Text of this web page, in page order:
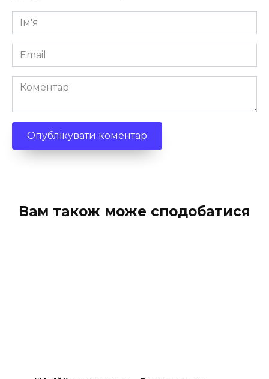
Ім'я
*
Email
*
Коментар
Вам також може сподобатися